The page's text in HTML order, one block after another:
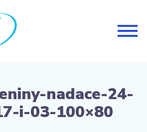
nadace-24-
i-03-100×80